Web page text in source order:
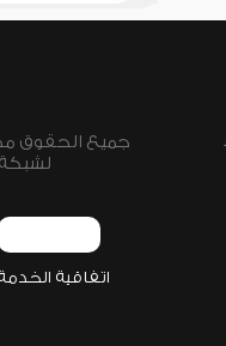
اتفاقية